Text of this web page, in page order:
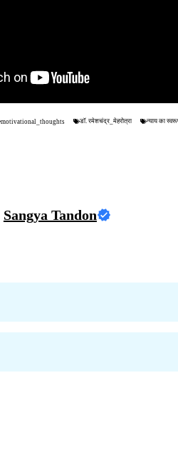
motivational_thoughts डॉ. रमेशचंद्र_मेहरोत्रा न्याय का
Sangya Tandon